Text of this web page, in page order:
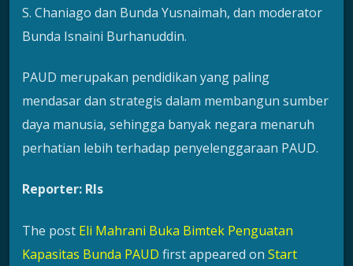
S. Chaniago dan Bunda Yusnaimah, dan moderator
Bunda Isnaini Burhanuddin.
PAUD merupakan pendidikan yang paling
mendasar dan strategis dalam membangun sumber
daya manusia, sehingga banyak negara menaruh
perhatian lebih terhadap penyelenggaraan PAUD.
Reporter: Rls
The post Eli Mahrani Buka Bimtek Penguatan
Kapasitas Bunda PAUD first appeared on Start